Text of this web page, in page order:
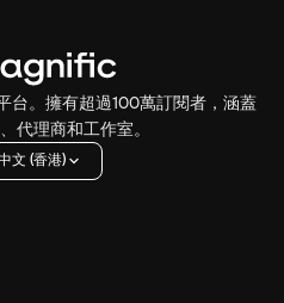
台。擁有超過100萬訂閱者，涵蓋
代理商和工作室。
文 (香港)